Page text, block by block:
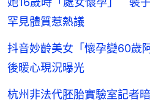
罕見體質惹熱議
抖音妙齡美女「懷孕變60
後暖心現況曝光
杭州非法代胚胎實驗室記